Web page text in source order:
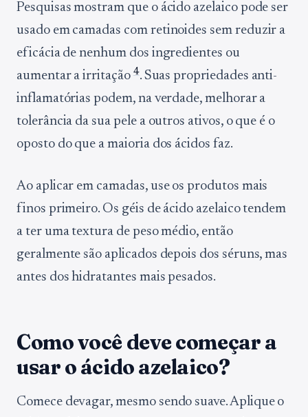
Pesquisas mostram que o ácido azelaico pode ser
usado em camadas com retinoides sem reduzir a
eficácia de nenhum dos ingredientes ou
aumentar a irritação 4. Suas propriedades anti-
inflamatórias podem, na verdade, melhorar a
tolerância da sua pele a outros ativos, o que é o
oposto do que a maioria dos ácidos faz.
Ao aplicar em camadas, use os produtos mais
finos primeiro. Os géis de ácido azelaico tendem
a ter uma textura de peso médio, então
geralmente são aplicados depois dos séruns, mas
antes dos hidratantes mais pesados.
Como você deve começar a
usar o ácido azelaico?
Comece devagar, mesmo sendo suave. Aplique o